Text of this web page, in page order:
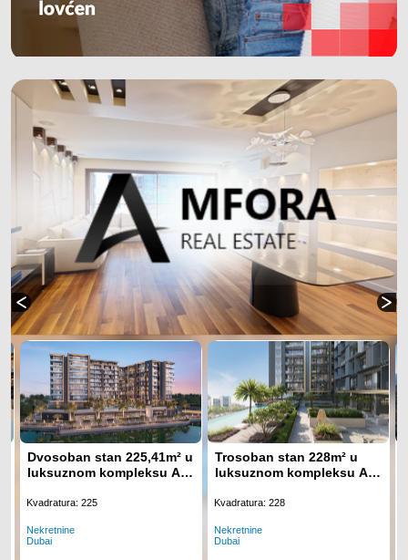
Dvosoban stan 225,41m² u
luksuznom kompleksu Art
Kvadratura: 225
Nekretnine
Dubai
Trosoban stan 228m² u
luksuznom kompleksu Art
Kvadratura: 228
Nekretnine
Dubai